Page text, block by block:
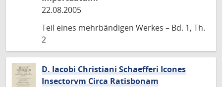
22.08.2005
Teil eines mehrbändigen Werkes – Bd. 1, Th.
2
D. Iacobi Christiani Schaefferi Icones
Insectorvm Circa Ratisbonam